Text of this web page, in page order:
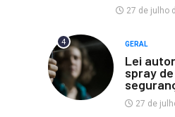
27 de julho
4 GERAL
Lei
spray
27 de